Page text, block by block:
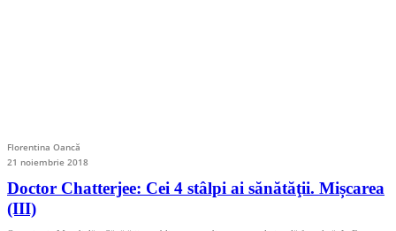
Florentina Oancă
21 noiembrie 2018
Doctor Chatterjee: Cei 4 stâlpi ai sănătăţii. Mișcarea
(III)